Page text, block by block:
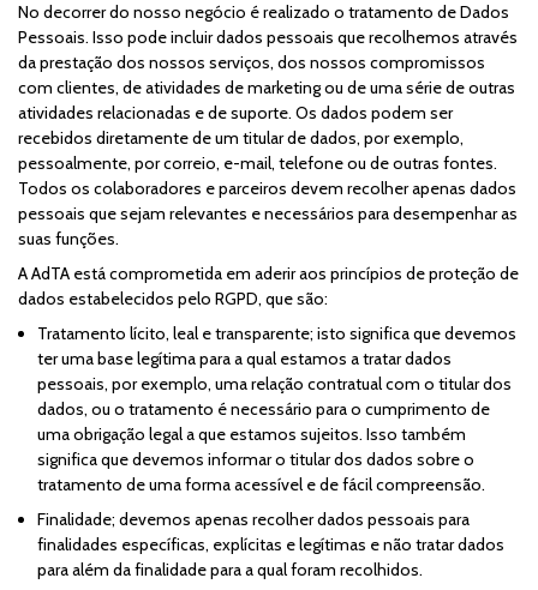
No decorrer do nosso negócio é realizado o tratamento de Dados
Pessoais. Isso pode incluir dados pessoais que recolhemos através
da prestação dos nossos serviços, dos nossos compromissos
com clientes, de atividades de marketing ou de uma série de outras
atividades relacionadas e de suporte. Os dados podem ser
recebidos diretamente de um titular de dados, por exemplo,
pessoalmente, por correio, e-mail, telefone ou de outras fontes.
Todos os colaboradores e parceiros devem recolher apenas dados
pessoais que sejam relevantes e necessários para desempenhar as
suas funções.
A AdTA está comprometida em aderir aos princípios de proteção de
dados estabelecidos pelo RGPD, que são:
Tratamento lícito, leal e transparente; isto significa que devemos
ter uma base legítima para a qual estamos a tratar dados
pessoais, por exemplo, uma relação contratual com o titular dos
dados, ou o tratamento é necessário para o cumprimento de
uma obrigação legal a que estamos sujeitos. Isso também
significa que devemos informar o titular dos dados sobre o
tratamento de uma forma acessível e de fácil compreensão.
Finalidade; devemos apenas recolher dados pessoais para
finalidades específicas, explícitas e legítimas e não tratar dados
para além da finalidade para a qual foram recolhidos.